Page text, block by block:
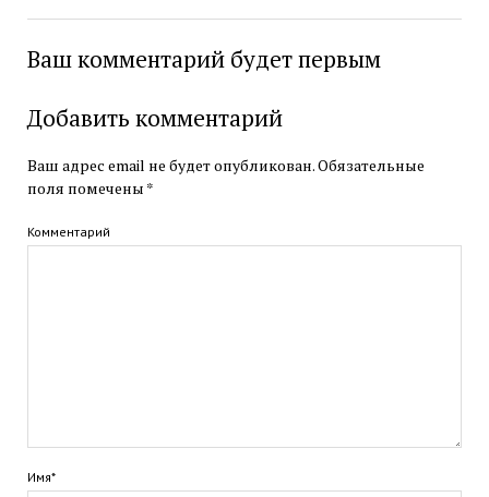
Ваш комментарий будет первым
Добавить комментарий
Ваш адрес email не будет опубликован.Обязательные
поля помечены *
Комментарий
Имя*